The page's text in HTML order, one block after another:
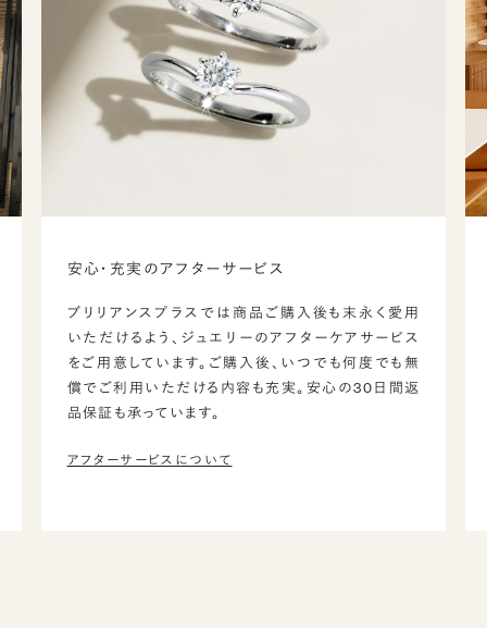
安心・充実のアフターサービス
ブリリアンスプラスでは商品ご購入後も末永く愛用
いただけるよう、ジュエリーのアフターケアサービス
をご用意しています。ご購入後、いつでも何度でも無
償でご利用いただける内容も充実。安心の30日間返
品保証も承っています。
アフターサービスについて